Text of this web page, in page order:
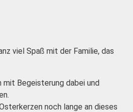
viel Spaß mit der Familie, das
mit Begeisterung dabei und
noch lange an dieses